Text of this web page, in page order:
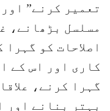
تعمیر کرنے”
مسلسل بڑھانے،
اصلاحات کو
کاری اور اس کے
گہرا کرنے،
بہتر بنانے اور